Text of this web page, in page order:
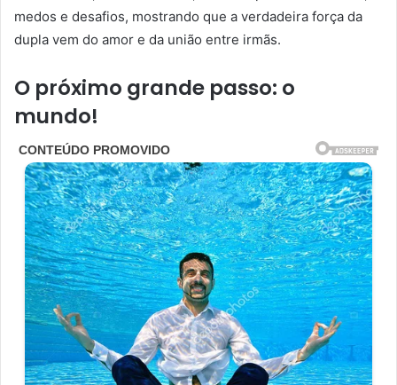
medos e desafios, mostrando que a verdadeira força da
dupla vem do amor e da união entre irmãs.
O próximo grande passo: o
mundo!